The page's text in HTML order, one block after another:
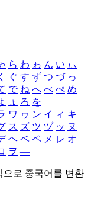
ら わ ゎ ん い ぃ
ぐ す ず つ づ っ
で ね へ べ ぺ め
ょ ろ を
ワ ヮ ン イ ィ キ
ス ズ ツ ヅ ッ ヌ
ヘ ベ ペ メ レ オ
ヲ ―
으로 중국어를 변환